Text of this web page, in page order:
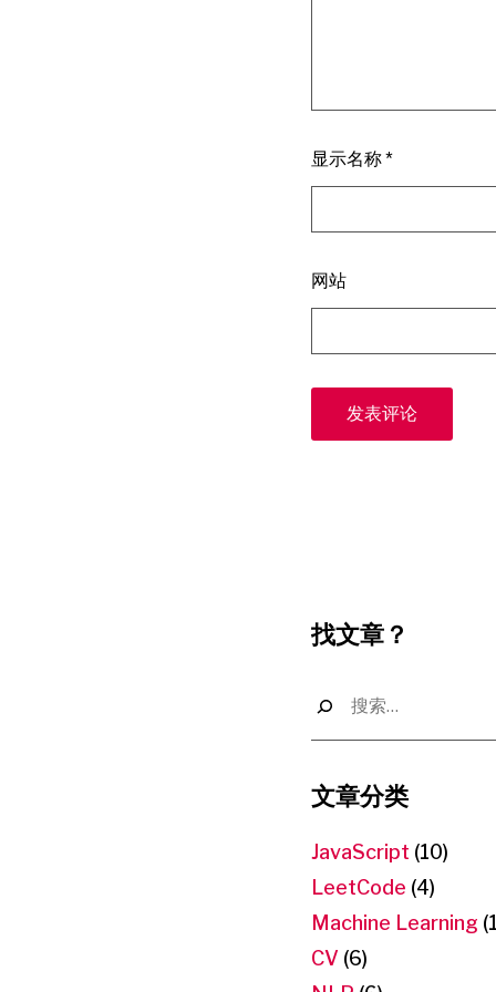
显示名称*
网站
找文章？
文章分类
JavaScript (10)
LeetCode (4)
Machine Learning
CV (6)